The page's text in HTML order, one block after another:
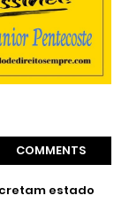
COMMENTS
estado